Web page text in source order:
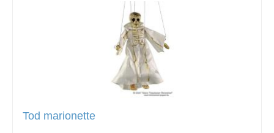
Tod marionette